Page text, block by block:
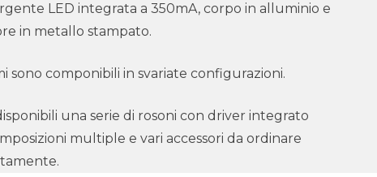
LED integrata a 350mA, corpo in alluminio e
in metallo stampato.
sono componibili in svariate configurazioni.
una serie di rosoni con driver integrato
multiple e vari accessori da ordinare